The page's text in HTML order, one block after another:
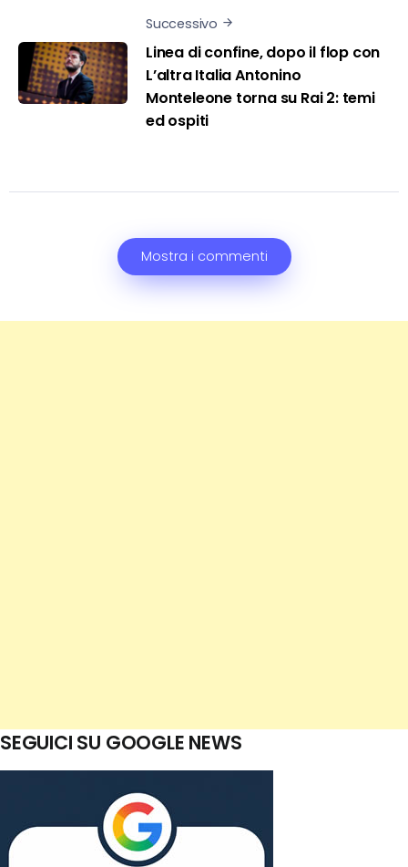
Successivo
Linea di confine, dopo il flop con
L’altra Italia Antonino
Monteleone torna su Rai 2: temi
ed ospiti
Mostra i commenti
SEGUICI SU GOOGLE NEWS